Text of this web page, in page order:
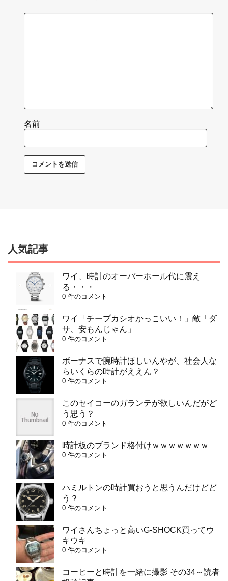
名前
人気記事
ワイ、時計のオーバーホール代に震え
る・・・
0 件のコメント
ワイ「チープカシオかっこいい！」敵「ダ
サ、安もんじゃん」
0 件のコメント
ボーナスで腕時計ほしいんやが、社会人な
らいくらの時計がええん？
0 件のコメント
このセイコーのガランテが欲しいんだがど
う思う？
0 件のコメント
時計板のブランド格付けｗｗｗｗｗｗｗ
0 件のコメント
ハミルトンの時計買おうと思うんだけどど
う？
0 件のコメント
ワイさんちょっと高いG-SHOCK買ってウ
キウキ
0 件のコメント
コーヒーと時計を一緒に撮影 その34～読者